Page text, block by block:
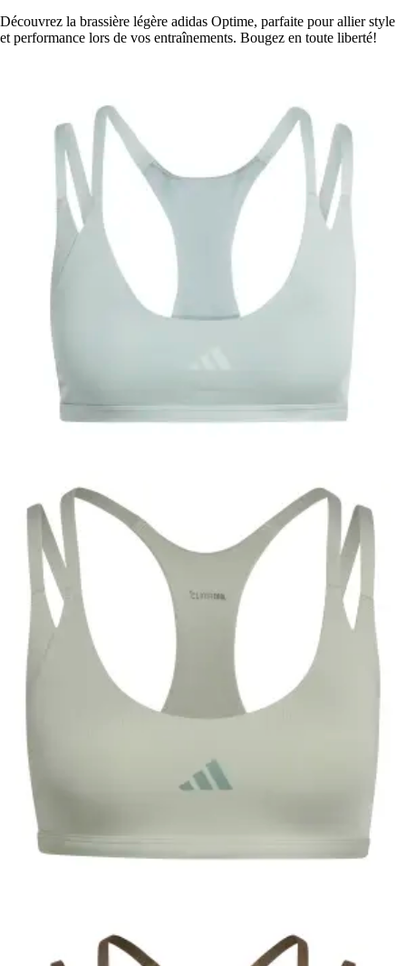
Découvrez la brassière légère adidas Optime, parfaite pour allier style
et performance lors de vos entraînements. Bougez en toute liberté!